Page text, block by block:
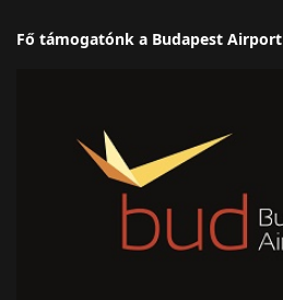
Fő támogatónk a Budapest Airport